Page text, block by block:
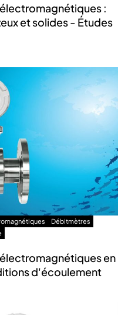
:
et solides - Études
Débitmètres
en
d'écoulement